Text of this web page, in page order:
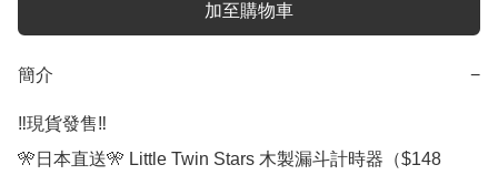
加至購物車
簡介 −
‼️現貨發售‼️
🎌日本直送🎌 Little Twin Stars 木製漏斗計時器（$148